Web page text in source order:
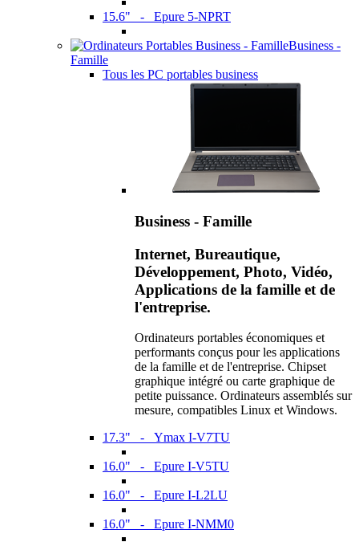
15.6" - Epure 5-NPRT
Business -
Famille
Tous les PC portables business
Business - Famille
Internet, Bureautique,
Développement, Photo, Vidéo,
Applications de la famille et de
l'entreprise.
Ordinateurs portables économiques et
performants conçus pour les applications
de la famille et de l'entreprise. Chipset
graphique intégré ou carte graphique de
petite puissance. Ordinateurs assemblés sur
mesure, compatibles Linux et Windows.
17.3" - Ymax I-V7TU
16.0" - Epure I-V5TU
16.0" - Epure I-L2LU
16.0" - Epure I-NMM0